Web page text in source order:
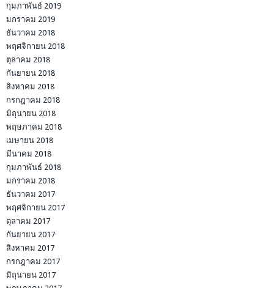
กุมภาพันธ์ 2019
มกราคม 2019
ธันวาคม 2018
พฤศจิกายน 2018
ตุลาคม 2018
กันยายน 2018
สิงหาคม 2018
กรกฎาคม 2018
มิถุนายน 2018
พฤษภาคม 2018
เมษายน 2018
มีนาคม 2018
กุมภาพันธ์ 2018
มกราคม 2018
ธันวาคม 2017
พฤศจิกายน 2017
ตุลาคม 2017
กันยายน 2017
สิงหาคม 2017
กรกฎาคม 2017
มิถุนายน 2017